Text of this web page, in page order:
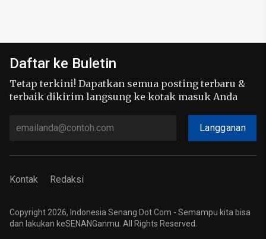
Daftar ke Buletin
Tetap terkini! Dapatkan semua posting terbaru &
terbaik dikirim langsung ke kotak masuk Anda
Langganan
Kontak Redaksi
Copyright 2026, Indonesia Senang Dot Com - Semampu kita bisa
dan lakukan keSENANGanmu. All Rights Reserved.